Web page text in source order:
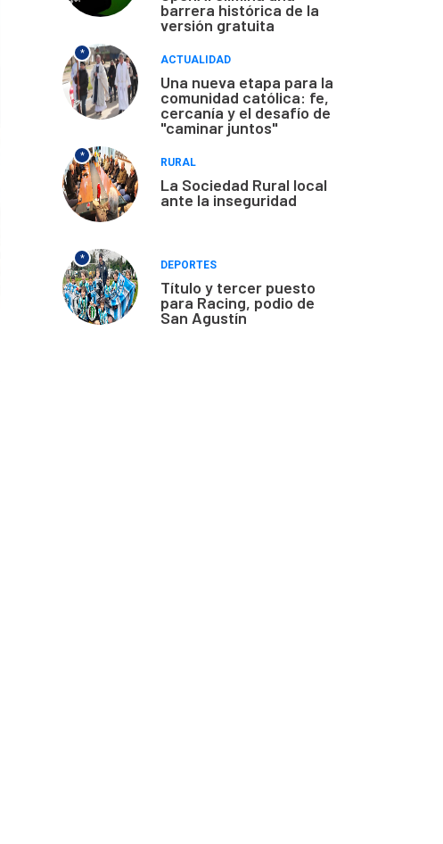
barrera histórica de la
versión gratuita
*
ACTUALIDAD
Una nueva etapa para la
comunidad católica: fe,
cercanía y el desafío de
"caminar juntos"
*
RURAL
La Sociedad Rural local
ante la inseguridad
*
DEPORTES
Título y tercer puesto
para Racing, podio de
San Agustín